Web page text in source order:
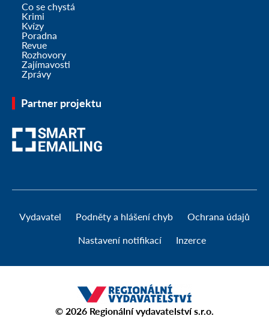
Co se chystá
Krimi
Kvízy
Poradna
Revue
Rozhovory
Zajímavosti
Zprávy
Partner projektu
Vydavatel Podněty a hlášení chyb Ochrana údajů
Nastavení notifikací Inzerce
© 2026 Regionální vydavatelství s.r.o.